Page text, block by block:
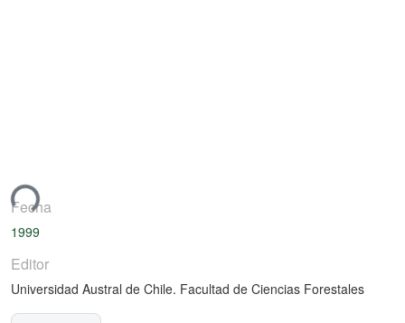
Fecha
1999
Editor
Universidad Austral de Chile. Facultad de Ciencias Forestales